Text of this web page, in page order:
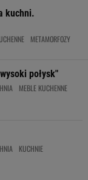
kuchni.
METAMORFOZY
połysk"
MEBLE KUCHENNE
KUCHNIE